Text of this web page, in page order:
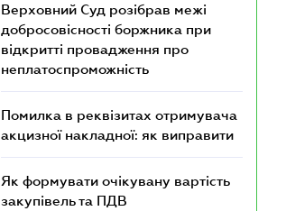
Верховний Суд розібрав межі
добросовісності боржника при
відкритті провадження про
неплатоспроможність
Помилка в реквізитах отримувача
акцизної накладної: як виправити
Як формувати очікувану вартість
закупівель та ПДВ